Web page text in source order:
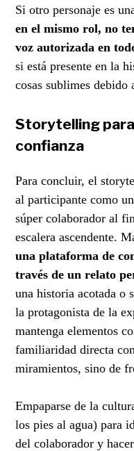
Si otro personaje es
en el mismo rol, no
voz autorizada en
si está presente en la
cosas sublimes debido
Storytelling
confianza
Para concluir, el
al participante como
súper colaborador al
escalera ascendente.
una plataforma de
través de un relato
una historia acotada o
la protagonista de la
mantenga elementos
familiaridad directa
miramientos, sino de
Empaparse de la
los pies al agua) para
del colaborador y